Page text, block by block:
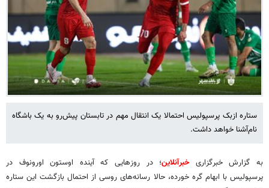
ستاره ازبک پرسپولیس احتمالا یک انتقال مهم در تابستان پیش‌رو به یک باشگاه
نام‌آشنا خواهد داشت.
به گزارش خبرگزاریخبرآنلاین؛ در روزهایی که آینده اوستون اورونوف در
پرسپولیس با ابهام گره خورده، حالا رسانه‌های روسی از احتمال بازگشت این ستاره